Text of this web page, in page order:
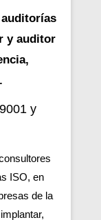
y auditor
y
ISO, en
de la